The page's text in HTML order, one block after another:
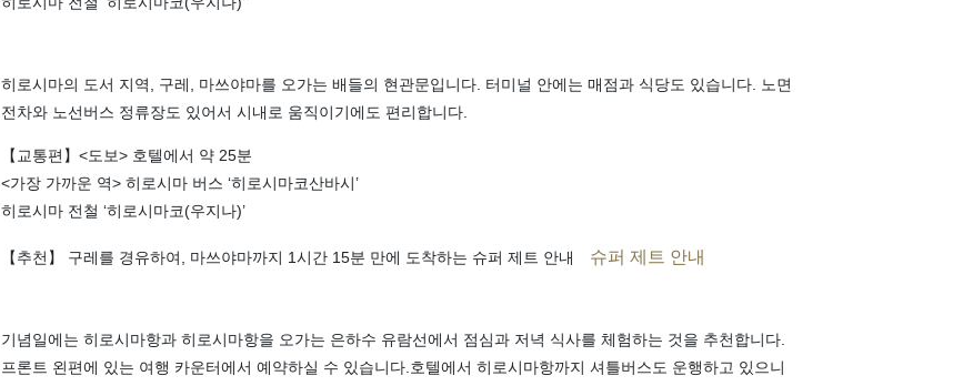
히로시마의 도서 지역, 구레, 마쓰야마를 오가는 배들의 현관문입니다. 터미널 안에는 매점과 식당도 있습니다. 노면
전차와 노선버스 정류장도 있어서 시내로 움직이기에도 편리합니다.
【교통편】<도보> 호텔에서 약 25분
<가장 가까운 역> 히로시마 버스 ‘히로시마코산바시’
히로시마 전철 ‘히로시마코(우지나)’
【추천】 구레를 경유하여, 마쓰야마까지 1시간 15분 만에 도착하는 슈퍼 제트 안내 슈퍼 제트 안내
기념일에는 히로시마항과 히로시마항을 오가는 은하수 유람선에서 점심과 저녁 식사를 체험하는 것을 추천합니다.
프론트 왼편에 있는 여행 카운터에서 예약하실 수 있습니다.호텔에서 히로시마항까지 셔틀버스도 운행하고 있으니